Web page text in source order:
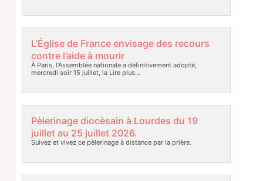
L’Église de France envisage des recours
contre l’aide à mourir
À Paris, l’Assemblée nationale a définitivement adopté,
mercredi soir 15 juillet, laLire plus…
Pèlerinage diocèsain à Lourdes du 19
juillet au 25 juillet 2026.
Suivez et vivez ce pèlerinage à distance par la prière.